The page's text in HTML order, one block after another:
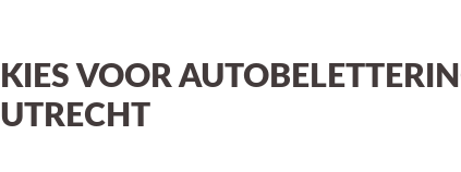
KIES VOOR
UTRECHT